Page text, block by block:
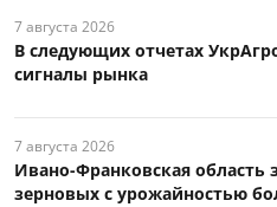
7 августа 2026
В следующих отчетах
сигналы рынка
7 августа 2026
Ивано-Франковская область
зерновых с урожайностью